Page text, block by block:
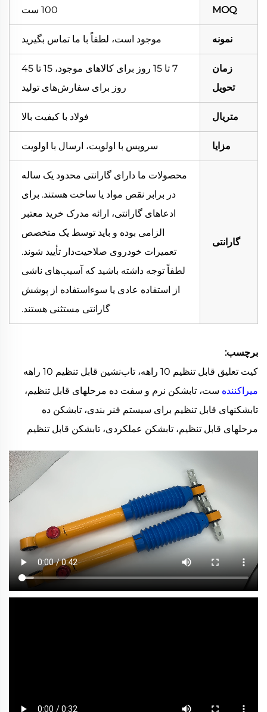
MOQ 100 ست
نمونه موجود است، لطفاً با ما تماس بگیرید
زمان
تحویل
7 تا 15 روز برای کالاهای موجود، 15 تا 45
روز برای سفارش‌های تولید
متریال فولاد با کیفیت بالا
مزایا سرویس با اولویت، ارسال با اولویت
گارانتی
محصولات ما دارای گارانتی محدود یک ساله
در برابر نقص مواد یا ساخت هستند. برای
ادعاهای گارانتی، ارائه مدرک خرید معتبر
الزامی بوده و باید توسط یک متخصص
تعمیرات خودروی صلاحیت‌دار تأیید شوند.
لطفاً توجه داشته باشید که آسیب‌های ناشی
از استفاده عادی یا سوءاستفاده از پوشش
گارانتی مستثنی هستند.
برچسب:
کیت تعلیق قابل تنظیم 10 راهه، تاب‌نشین قابل تنظیم 10 راهه
میراکننده ست، تابشکن نرم و سفت ده مرحلهای قابل تنظیم،
تابشکنهای قابل تنظیم برای سیستم فنر بندی، تابشکن ده
مرحلهای قابل تنظیم، تابشکن عملکردی، تابشکن قابل تنظیم